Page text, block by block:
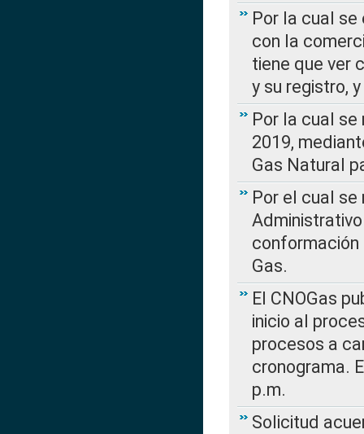
Por la cual
con la
tiene que ver
y su registro,
Por la cual
2019,
Gas Natural
Por el cual
conformación
Gas.
El CNOGas
inicio al
procesos a
cronograma.
p.m.
Solicitud